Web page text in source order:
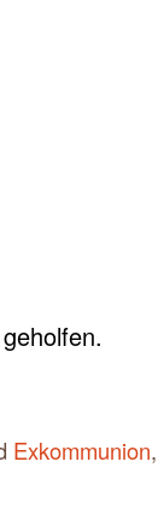
Exkommunion,